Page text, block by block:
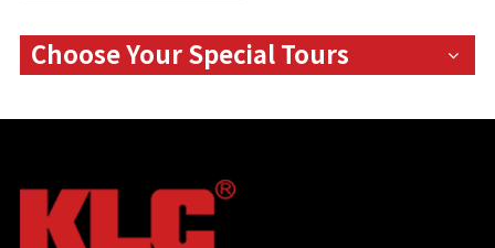
Choose Your Special Tours